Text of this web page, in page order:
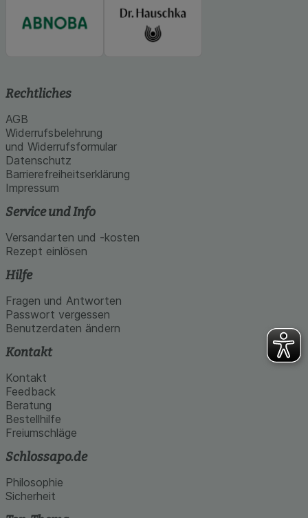
Rechtliches
AGB
Widerrufsbelehrung
und Widerrufsformular
Datenschutz
Barrierefreiheitserklärung
Impressum
Service und Info
Versandarten und -kosten
Rezept einlösen
Hilfe
Fragen und Antworten
Passwort vergessen
Benutzerdaten ändern
Kontakt
Kontakt
Feedback
Beratung
Bestellhilfe
Freiumschläge
Schlossapo.de
Philosophie
Sicherheit